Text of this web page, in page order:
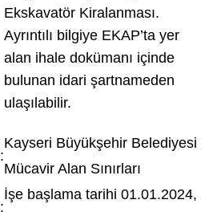
Ekskavatör Kiralanması.
Ayrıntılı bilgiye EKAP’ta yer
alan ihale dokümanı içinde
bulunan idari şartnameden
ulaşılabilir.
:
Kayseri Büyükşehir Belediyesi
Mücavir Alan Sınırları
:
İşe başlama tarihi 01.01.2024,